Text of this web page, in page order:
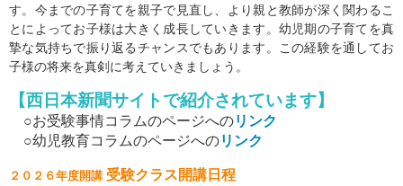
す。今までの子育てを親子で見直し、より親と教師が深く関わるこ
とによってお子様は大きく成長していきます。幼児期の子育てを真
摯な気持ちで振り返るチャンスでもあります。この経験を通してお
子様の将来を真剣に考えていきましょう。
【西日本新聞サイトで紹介されています】
○お受験事情コラムのページへのリンク
○幼児教育コラムのページへのリンク
２０２６年度開講 受験クラス開講日程